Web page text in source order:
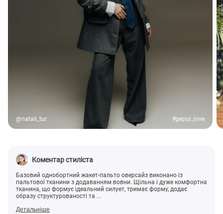
@natali_tur #gepur_love
Коментар стиліста
Базовий однобортний жакет-пальто оверсайз виконано із
пальтової тканини з додаванням вовни. Щільна і дуже комфортна
тканина, що формує ідеальний силует, тримає форму, додає
образу структурованості та ...
Детальніше